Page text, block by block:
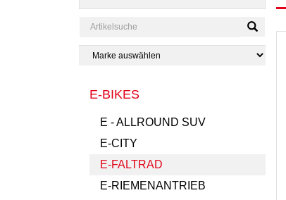
E-BIKES
E - ALLROUND SUV
E-CITY
E-FALTRAD
E-RIEMENANTRIEB